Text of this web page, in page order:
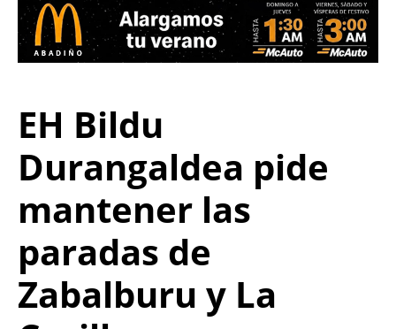
EH Bildu
Durangaldea pide
mantener las
paradas de
Zabalburu y La